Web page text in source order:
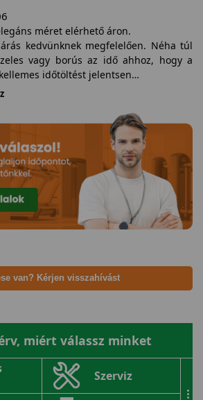
méret elérhető áron.
kedvünknek megfelelően. Néha túl
vagy borús az idő ahhoz, hogy a
időtöltést jelentsen…
van? Kérjen visszahívást
miért válassz minket
Szerviz
...